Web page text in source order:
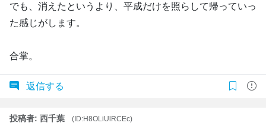
でも、消えたというより、平成だけを照らして帰っていっ
た感じがします。
合掌。
返信する
投稿者: 西千葉
(ID:H8OLiUlRCEc)